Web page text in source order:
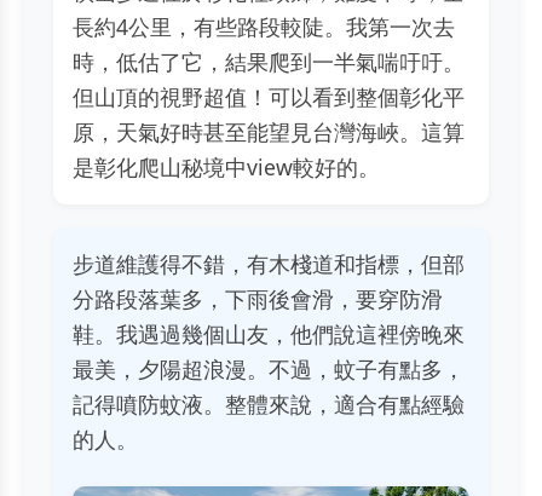
長約4公里，有些路段較陡。我第一次去
時，低估了它，結果爬到一半氣喘吁吁。
但山頂的視野超值！可以看到整個彰化平
原，天氣好時甚至能望見台灣海峽。這算
是彰化爬山秘境中view較好的。
步道維護得不錯，有木棧道和指標，但部
分路段落葉多，下雨後會滑，要穿防滑
鞋。我遇過幾個山友，他們說這裡傍晚來
最美，夕陽超浪漫。不過，蚊子有點多，
記得噴防蚊液。整體來說，適合有點經驗
的人。